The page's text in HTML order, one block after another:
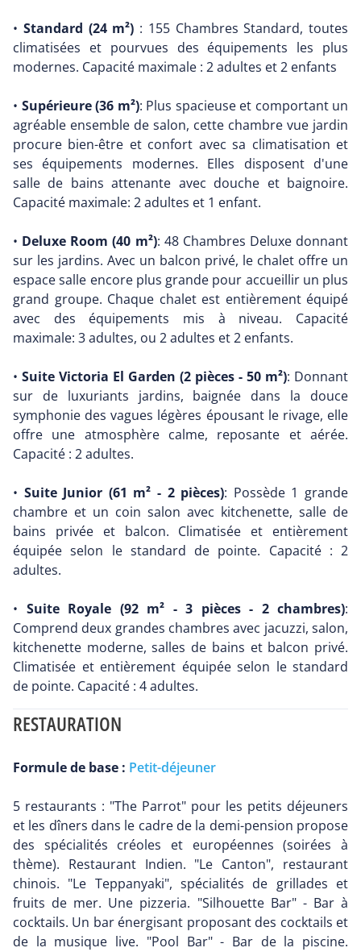
• Standard (24 m²) : 155 Chambres Standard, toutes
climatisées et pourvues des équipements les plus
modernes. Capacité maximale : 2 adultes et 2 enfants
• Supérieure (36 m²): Plus spacieuse et comportant un
agréable ensemble de salon, cette chambre vue jardin
procure bien-être et confort avec sa climatisation et
ses équipements modernes. Elles disposent d'une
salle de bains attenante avec douche et baignoire.
Capacité maximale: 2 adultes et 1 enfant.
• Deluxe Room (40 m²): 48 Chambres Deluxe donnant
sur les jardins. Avec un balcon privé, le chalet offre un
espace salle encore plus grande pour accueillir un plus
grand groupe. Chaque chalet est entièrement équipé
avec des équipements mis à niveau. Capacité
maximale: 3 adultes, ou 2 adultes et 2 enfants.
• Suite Victoria El Garden (2 pièces - 50 m²): Donnant
sur de luxuriants jardins, baignée dans la douce
symphonie des vagues légères épousant le rivage, elle
offre une atmosphère calme, reposante et aérée.
Capacité : 2 adultes.
• Suite Junior (61 m² - 2 pièces): Possède 1 grande
chambre et un coin salon avec kitchenette, salle de
bains privée et balcon. Climatisée et entièrement
équipée selon le standard de pointe. Capacité : 2
adultes.
• Suite Royale (92 m² - 3 pièces - 2 chambres):
Comprend deux grandes chambres avec jacuzzi, salon,
kitchenette moderne, salles de bains et balcon privé.
Climatisée et entièrement équipée selon le standard
de pointe. Capacité : 4 adultes.
RESTAURATION
Formule de base : Petit-déjeuner
5 restaurants : "The Parrot" pour les petits déjeuners
et les dîners dans le cadre de la demi-pension propose
des spécialités créoles et européennes (soirées à
thème). Restaurant Indien. "Le Canton", restaurant
chinois. "Le Teppanyaki", spécialités de grillades et
fruits de mer. Une pizzeria. "Silhouette Bar" - Bar à
cocktails. Un bar énergisant proposant des cocktails et
de la musique live. "Pool Bar" - Bar de la piscine.